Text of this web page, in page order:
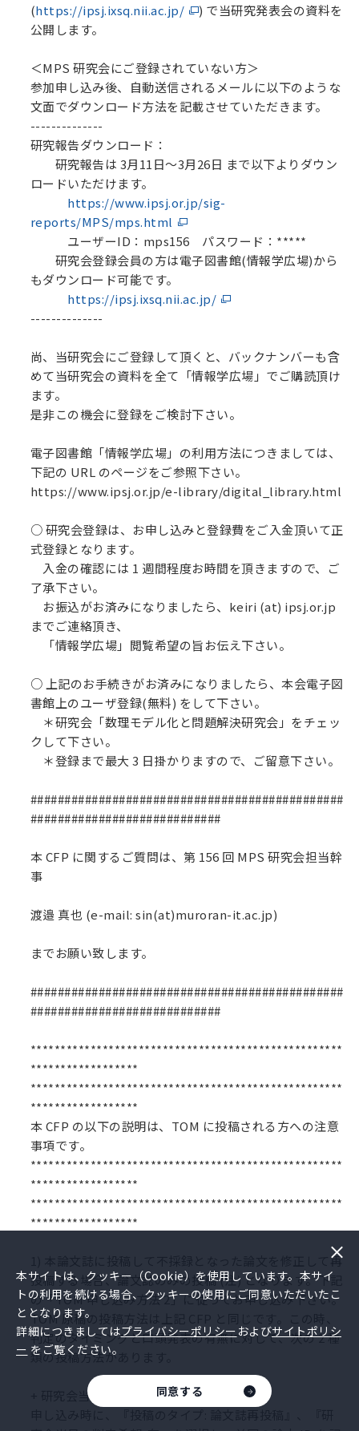
(https://ipsj.ixsq.nii.ac.jp/
) で当研究発表会の資料を
公開します。
＜MPS 研究会にご登録されていない方＞
参加申し込み後、自動送信されるメールに以下のような
文面でダウンロード方法を記載させていただきます。
--------------
研究報告ダウンロード：
研究報告は 3月11日～3月26日 まで以下よりダウン
ロードいただけます。
https://www.ipsj.or.jp/sig-
reports/MPS/mps.html
ユーザーID：mps156 パスワード：*****
研究会登録会員の方は電子図書館(情報学広場)から
もダウンロード可能です。
https://ipsj.ixsq.nii.ac.jp/
--------------
尚、当研究会にご登録して頂くと、バックナンバーも含
めて当研究会の資料を全て「情報学広場」でご購読頂け
ます。
是非この機会に登録をご検討下さい。
電子図書館「情報学広場」の利用方法につきましては、
下記の URL のページをご参照下さい。
https://www.ipsj.or.jp/e-library/digital_library.html
○ 研究会登録は、お申し込みと登録費をご入金頂いて正
式登録となります。
入金の確認には 1 週間程度お時間を頂きますので、ご
了承下さい。
お振込がお済みになりましたら、keiri (at) ipsj.or.jp
までご連絡頂き、
「情報学広場」閲覧希望の旨お伝え下さい。
○ 上記のお手続きがお済みになりましたら、本会電子図
書館上のユーザ登録(無料) をして下さい。
＊研究会「数理モデル化と問題解決研究会」をチェッ
クして下さい。
＊登録まで最大 3 日掛かりますので、ご留意下さい。
##############################################
############################
本 CFP に関するご質問は、第 156 回 MPS 研究会担当幹
事
渡邉 真也 (e-mail: sin(at)muroran-it.ac.jp)
までお願い致します。
##############################################
############################
****************************************************
******************
****************************************************
******************
本 CFP の以下の説明は、TOM に投稿される方への注意
事項です。
****************************************************
******************
****************************************************
******************
1) 本論文誌に投稿して不採録となった論文を修正して再
投稿する場合、論文誌のみの投稿 (注) となります。下記
の「TOM 申し込み方法 2」に従ってお申し込み下さい。
TOM 原稿の投稿方法は上記 CFP と同じです。この時、
判定のタイミングと口頭発表の有無に対して、次の 2 種
類の投稿方法があります。
+ 研究会当日に判定/口頭発表ありの場合
本サイトは、クッキー（Cookie）を使用しています。本サイ
トの利用を続ける場合、クッキーの使用にご同意いただいたこ
ととなります。
詳細につきましてはプライバシーポリシーおよびサイトポリシ
ー をご覧ください。
同意する